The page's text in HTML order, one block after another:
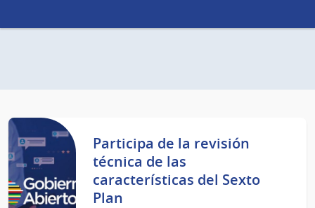
Participa de la revisión
técnica de las
características del Sexto
Plan